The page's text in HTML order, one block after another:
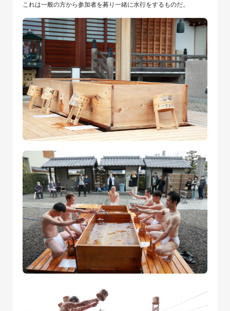
これは一般の方から参加者を募り一緒に水行をするものだ。